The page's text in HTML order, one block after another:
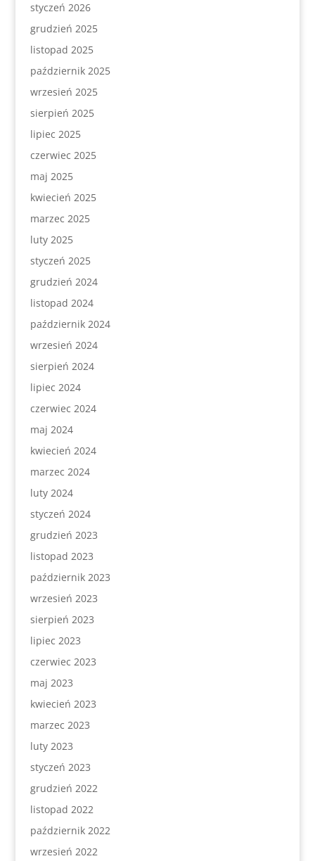
styczeń 2026
grudzień 2025
listopad 2025
październik 2025
wrzesień 2025
sierpień 2025
lipiec 2025
czerwiec 2025
maj 2025
kwiecień 2025
marzec 2025
luty 2025
styczeń 2025
grudzień 2024
listopad 2024
październik 2024
wrzesień 2024
sierpień 2024
lipiec 2024
czerwiec 2024
maj 2024
kwiecień 2024
marzec 2024
luty 2024
styczeń 2024
grudzień 2023
listopad 2023
październik 2023
wrzesień 2023
sierpień 2023
lipiec 2023
czerwiec 2023
maj 2023
kwiecień 2023
marzec 2023
luty 2023
styczeń 2023
grudzień 2022
listopad 2022
październik 2022
wrzesień 2022